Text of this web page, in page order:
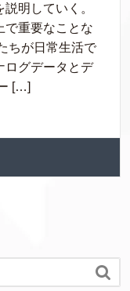
明していく。
で重要なことな
ちが日常生活で
ログデータとデ
[…]
